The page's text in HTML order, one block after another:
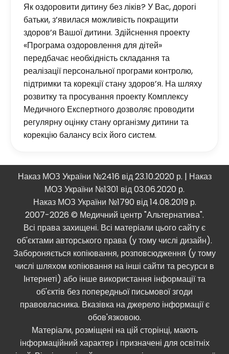
Як оздоровити дитину без ліків? У Вас, дорогі
батьки, з’явилася можливість покращити
здоров’я Вашої дитини. Здійснення проекту
«Програма оздоровлення для дітей»
передбачає необхідність складання та
реалізації персональної програми контролю,
підтримки та корекції стану здоров’я. На шляху
розвитку та просування проекту Комплексу
Медичного Експертного дозволяє проводити
регулярну оцінку стану організму дитини та
корекцію балансу всіх його систем.
Наказ МОЗ України №2416 від 23.10.2020 р. | Наказ
МОЗ України №1301 від 03.06.2020 р.
Наказ МОЗ України №1790 від 14.08.2019 р.
2007-2026 © Медичний центр "Альтернатива".
Всі права захищені. Всі матеріали цього сайту є
об'єктами авторського права (у тому числі дизайн).
Забороняється копіювання, розповсюдження (у тому
числі шляхом копіювання на інші сайти та ресурси в
Інтернеті) або інше використання інформації та
об'єктів без попередньої письмової згоди
правовласника. Вказівка ​​на джерело інформації є
обов'язковою.
Матеріали, розміщені на цій сторінці, мають
інформаційний характер і призначені для освітніх